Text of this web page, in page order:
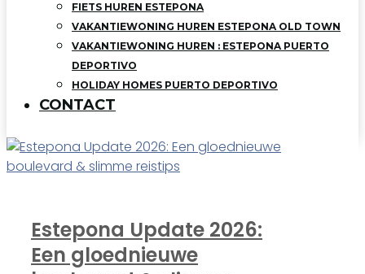
FIETS HUREN ESTEPONA
VAKANTIEWONING HUREN ESTEPONA OLD TOWN
VAKANTIEWONING HUREN : ESTEPONA PUERTO
DEPORTIVO
HOLIDAY HOMES PUERTO DEPORTIVO
CONTACT
Estepona Update 2026:
Een gloednieuwe